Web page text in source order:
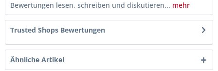
Bewertungen lesen, schreiben und diskutieren... mehr
Trusted Shops Bewertungen
Ähnliche Artikel